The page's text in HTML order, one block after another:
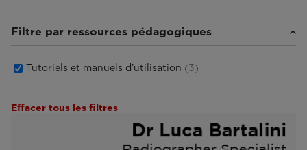
Filtre par ressources pédagogiques
Tutoriels et manuels d’utilisation (3)
Effacer tous les filtres